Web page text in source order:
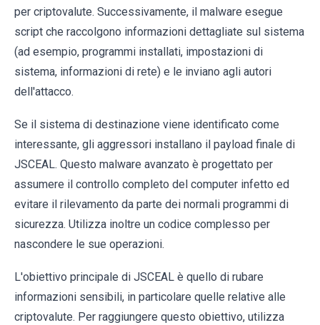
per criptovalute. Successivamente, il malware esegue
script che raccolgono informazioni dettagliate sul sistema
(ad esempio, programmi installati, impostazioni di
sistema, informazioni di rete) e le inviano agli autori
dell'attacco.
Se il sistema di destinazione viene identificato come
interessante, gli aggressori installano il payload finale di
JSCEAL. Questo malware avanzato è progettato per
assumere il controllo completo del computer infetto ed
evitare il rilevamento da parte dei normali programmi di
sicurezza. Utilizza inoltre un codice complesso per
nascondere le sue operazioni.
L'obiettivo principale di JSCEAL è quello di rubare
informazioni sensibili, in particolare quelle relative alle
criptovalute. Per raggiungere questo obiettivo, utilizza